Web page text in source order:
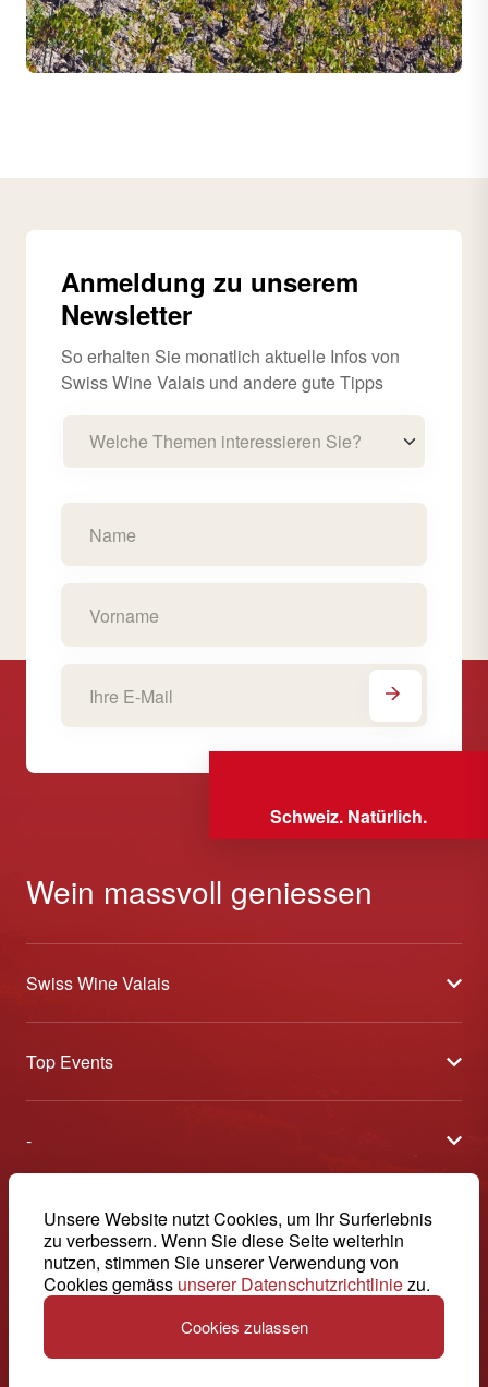
Unsere Website nutzt Cookies, um Ihr Surferlebnis
zu verbessern. Wenn Sie diese Seite weiterhin
nutzen, stimmen Sie unserer Verwendung von
Cookies gemäss unserer Datenschutzrichtliniezu.
Cookies zulassen
Anmeldung zu unserem
Newsletter
So erhalten Sie monatlich aktuelle Infos von
Swiss Wine Valais und andere gute Tipps
Welche Themen interessieren Sie?
Schweiz. Natürlich.
Wein massvoll geniessen
Swiss Wine Valais
Über uns
Allgemeine Geschäftsbedingungen
Top Events
Offene Weinkeller
Tavolata
Etoiles du Valais
-
Swiss Wine Valais - Avenue de la Gare 2 - CP 144 - 1964
+41 27 345 40 80
info@swisswinevalais.ch
Impressum
Deutsch (Schweiz)